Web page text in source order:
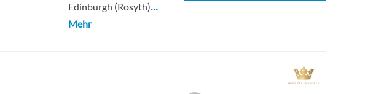
Edinburgh (Rosyth)…
Mehr